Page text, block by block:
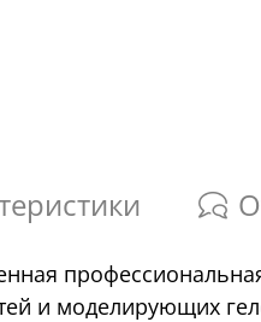
и моделирующих